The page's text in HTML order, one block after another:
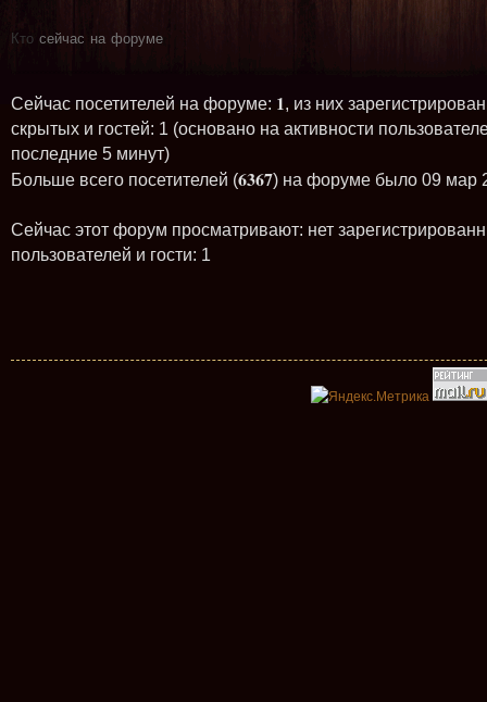
Кто сейчас на форуме
Сейчас посетителей на форуме: 1, из них
скрытых и гостей: 1 (основано на активности
последние 5 минут)
Больше всего посетителей (6367) на форуме было 09 мар
Сейчас этот форум просматривают: нет
пользователей и гости: 1